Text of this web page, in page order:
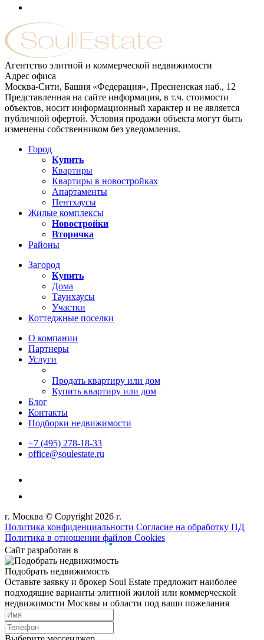
Агентство элитной и коммерческой недвижимости
Адрес офиса
Москва-Сити, Башня «Федерация», Пресненская наб., 12
Представленная на сайте информация, в т.ч. стоимости
объектов, носит информационный характер и не является
публичной офертой. Условия продажи объекта могут быть
изменены собственником без уведомления.
Город
Купить
Квартиры
Квартиры в новостройках
Апартаменты
Пентхаусы
Жилые комплексы
Новостройки
Вторичка
Районы
Загород
Купить
Дома
Таунхаусы
Участки
Коттеджные поселки
О компании
Партнеры
Услуги
Продать квартиру или дом
Купить квартиру или дом
Блог
Контакты
Подборки недвижимости
+7 (495) 278-18-33
office@soulestate.ru
г. Москва © Copyright 2026 г.
Политика конфиденциальности Согласие на обработку ПД
Политика в отношении файлов Cookies
Сайт разработан в
Подобрать недвижимость
Оставьте заявку и брокер Soul Estate предложит наиболее
подходящие варианты элитной жилой или коммерческой
недвижимости Москвы и области под ваши пожелания